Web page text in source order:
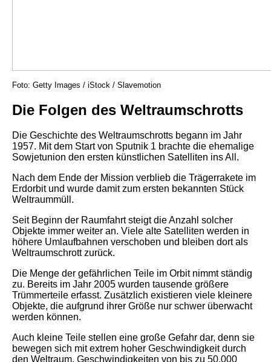
Foto: Getty Images / iStock / Slavemotion
Die Folgen des Weltraumschrotts
Die Geschichte des Weltraumschrotts begann im Jahr
1957. Mit dem Start von Sputnik 1 brachte die ehemalige
Sowjetunion den ersten künstlichen Satelliten ins All.
Nach dem Ende der Mission verblieb die Trägerrakete im
Erdorbit und wurde damit zum ersten bekannten Stück
Weltraummüll.
Seit Beginn der Raumfahrt steigt die Anzahl solcher
Objekte immer weiter an. Viele alte Satelliten werden in
höhere Umlaufbahnen verschoben und bleiben dort als
Weltraumschrott zurück.
Die Menge der gefährlichen Teile im Orbit nimmt ständig
zu. Bereits im Jahr 2005 wurden tausende größere
Trümmerteile erfasst. Zusätzlich existieren viele kleinere
Objekte, die aufgrund ihrer Größe nur schwer überwacht
werden können.
Auch kleine Teile stellen eine große Gefahr dar, denn sie
bewegen sich mit extrem hoher Geschwindigkeit durch
den Weltraum. Geschwindigkeiten von bis zu 50.000